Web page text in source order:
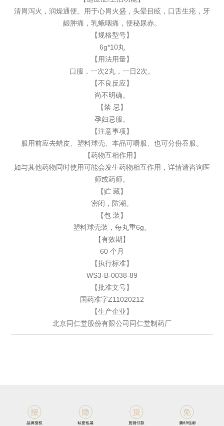
清胃泻火，润燥通便。用于心胃火盛，头晕目眩，口舌生疮，牙
龈肿痛，乳蛾咽痛，便秘尿赤。
【规格型号】
6g*10丸
【用法用量】
口服，一次2丸，一日2次。
【不良反应】
尚不明确。
【禁 忌】
孕妇忌服。
【注意事项】
服用前应去蜡皮、塑料球壳、本品可嚼服、也可分份吞服。
【药物互相作用】
如与其他药物同时使用可能会发生药物相互作用，详情请咨询医
师或药师。
【贮 藏】
密闭，防潮。
【包 装】
塑料球壳装，每丸重6g。
【有效期】
60 个月
【执行标准】
WS3-B-0038-89
【批准文号】
国药准字Z11020212
【生产企业】
北京同仁堂股份有限公司同仁堂制药厂